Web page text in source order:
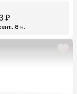
₽
8 н.